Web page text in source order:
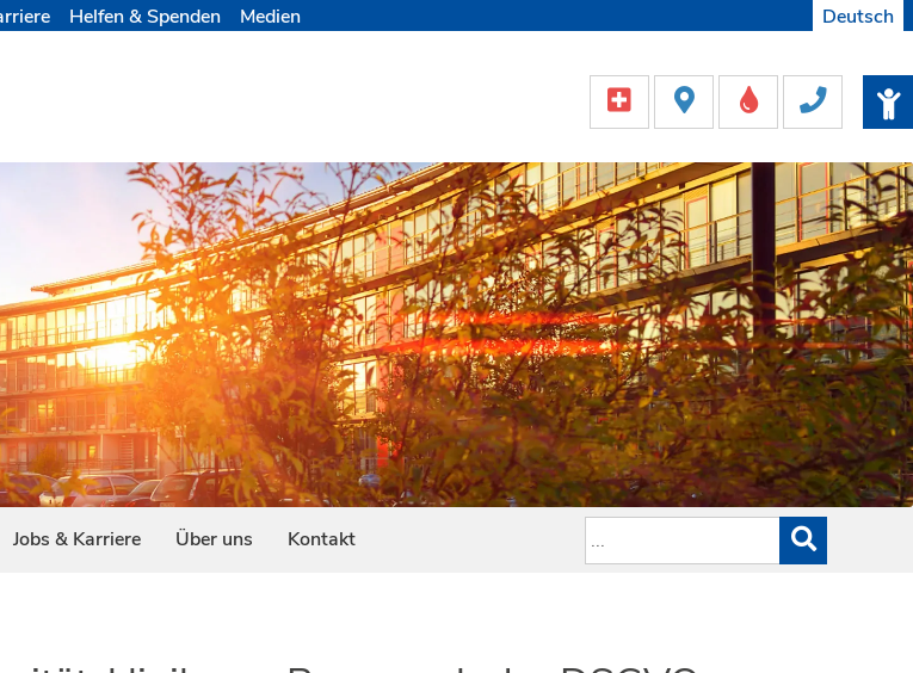
Helfen & Spenden Medien Deutsch
Jobs & Karriere Über uns Kontakt